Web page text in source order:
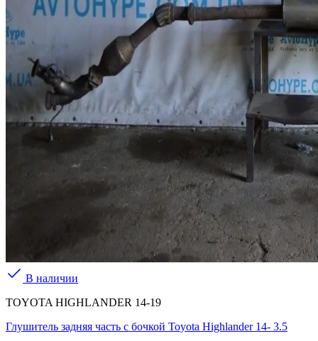
В наличии
TOYOTA HIGHLANDER 14-19
Глушитель задняя часть с бочкой Toyota Highlander 14- 3.5